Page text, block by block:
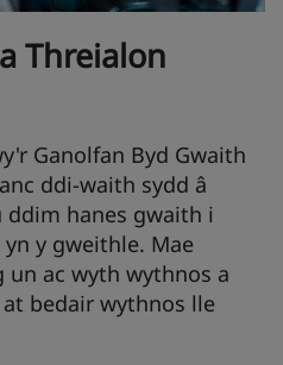
Threialon
Ganolfan Byd Gwaith
ddi-waith sydd â
ddim hanes gwaith i
y gweithle. Mae
ac wyth wythnos a
bedair wythnos lle